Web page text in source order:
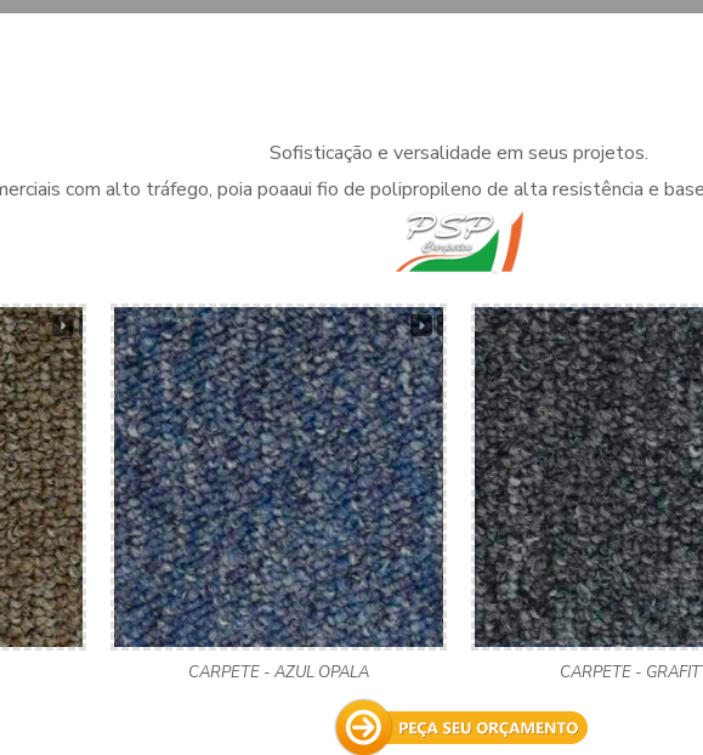
Sofisticação e versalidade em seus projetos.
com alto tráfego, poia poaaui fio de polipropileno de alta resistência e
CARPETE - AZUL OPALA CARPETE -